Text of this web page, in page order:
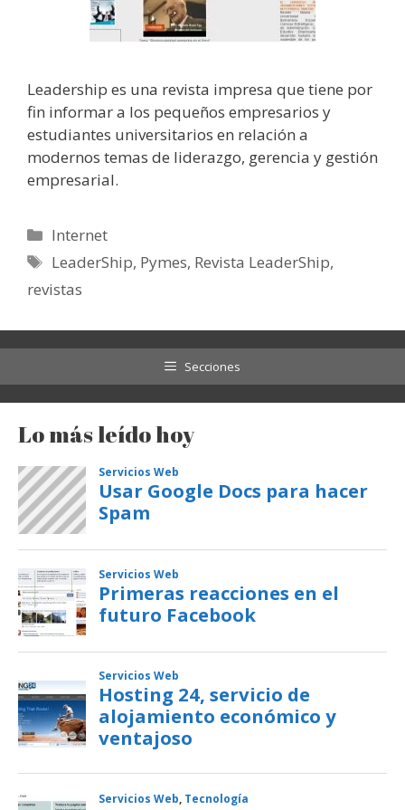
Leadership es una revista impresa que tiene por
fin informar a los pequeños empresarios y
estudiantes universitarios en relación a
modernos temas de liderazgo, gerencia y gestión
empresarial.
Categorías
Internet
Etiquetas
LeaderShip, Pymes, Revista LeaderShip,
revistas
Secciones
Lo más leído hoy